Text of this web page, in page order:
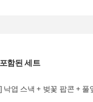
함된 세트
낙엽 스낵 + 벚꽃 팝콘 + 풀